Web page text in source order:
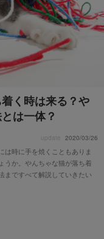
く時は来る？や
は一体？
update 2020/03/26
は時に手を焼くこともありま
うか。やんちゃな猫が落ち着
まですべて解説していきたい